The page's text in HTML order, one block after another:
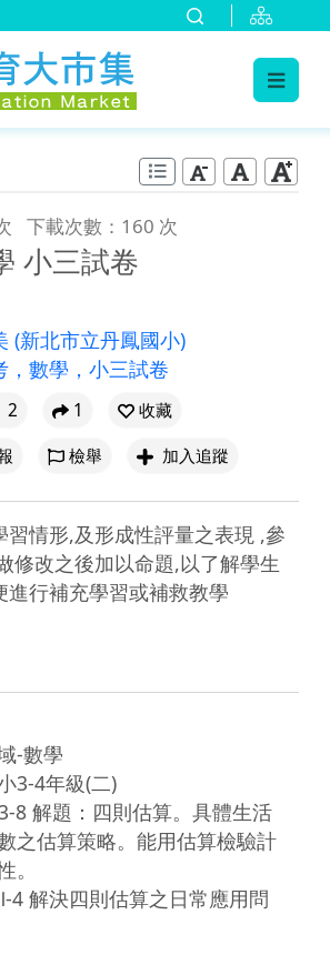
下載次數：160 次
小三試卷
(新北市立丹鳳國小)
，數學，小三試卷
2 1
收藏
檢舉 加入追蹤
習情形,及形成性評量之表現 ,參
修改之後加以命題,以了解學生
進行補充學習或補救教學
-數學
3-4年級(二)
8 解題：四則估算。具體生活
之估算策略。能用估算檢驗計
。
4 解決四則估算之日常應用問